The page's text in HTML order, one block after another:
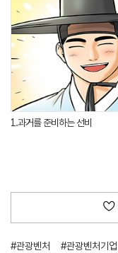
1.과거를 준비하는 선비
#관광벤처 #관광벤처기업